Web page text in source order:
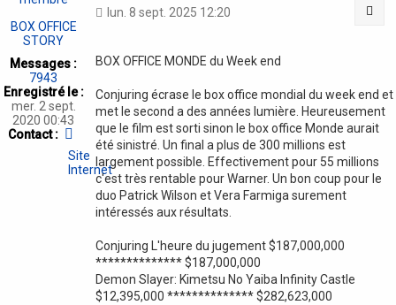
BOX OFFICE
STORY
Messages :
7943
Enregistré le :
mer. 2 sept.
2020 00:43
Contact :
Contacter
BOX
OFFICE
STORY
Site
Internet
lun. 8 sept. 2025 12:20
BOX OFFICE MONDE du Week end
Conjuring écrase le box office mondial du week end et
met le second a des années lumière. Heureusement
que le film est sorti sinon le box office Monde aurait
été sinistré. Un final a plus de 300 millions est
largement possible. Effectivement pour 55 millions
c'est très rentable pour Warner. Un bon coup pour le
duo Patrick Wilson et Vera Farmiga surement
intéressés aux résultats.
Conjuring L'heure du jugement $187,000,000
************** $187,000,000
Demon Slayer: Kimetsu No Yaiba Infinity Castle
$12,395,000 ************** $282,623,000